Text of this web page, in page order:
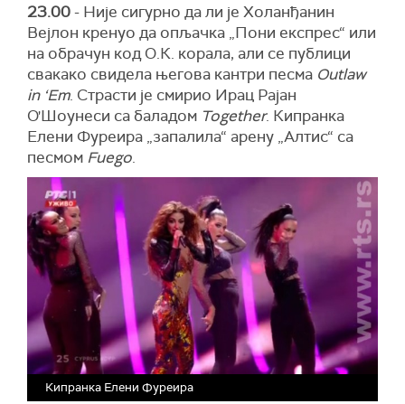
23.00- Није сигурно да ли је Холанђанин
Вејлон кренуо да опљачка „Пони експрес“ или
на обрачун код О.К. корала, али се публици
свакако свидела његова кантри песма Outlaw
in ‘Em. Страсти је смирио Ирац Рајан
О'Шоунеси са баладом Together. Кипранка
Елени Фуреира „запалила“ арену „Алтис“ са
песмом Fuego.
Кипранка Елени Фуреира